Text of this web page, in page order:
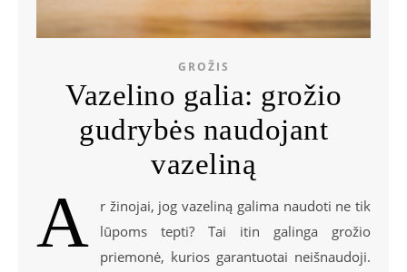
GROŽIS
Vazelino galia: grožio
gudrybės naudojant
vazeliną
A
r žinojai, jog vazeliną galima naudoti ne tik
lūpoms tepti? Tai itin galinga grožio
priemonė, kurios garantuotai neišnaudoji.